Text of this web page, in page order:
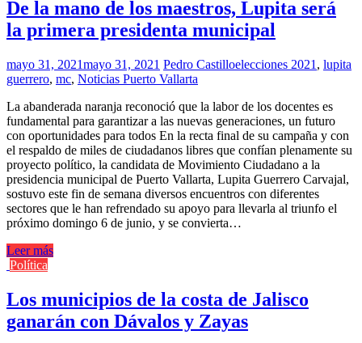
De la mano de los maestros, Lupita será
la primera presidenta municipal
mayo 31, 2021mayo 31, 2021 Pedro Castilloelecciones 2021 , lupita
guerrero, mc, Noticias Puerto Vallarta
La abanderada naranja reconoció que la labor de los docentes es
fundamental para garantizar a las nuevas generaciones, un futuro
con oportunidades para todos En la recta final de su campaña y con
el respaldo de miles de ciudadanos libres que confían plenamente su
proyecto político, la candidata de Movimiento Ciudadano a la
presidencia municipal de Puerto Vallarta, Lupita Guerrero Carvajal,
sostuvo este fin de semana diversos encuentros con diferentes
sectores que le han refrendado su apoyo para llevarla al triunfo el
próximo domingo 6 de junio, y se convierta…
Leer más
Política
Los municipios de la costa de Jalisco
ganarán con Dávalos y Zayas